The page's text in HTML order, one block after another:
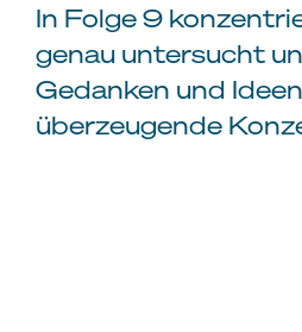
In Folge 9
genau untersucht
Gedanken und
überzeugende